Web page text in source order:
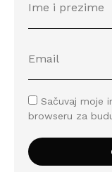
Sačuvaj moje
browseru za